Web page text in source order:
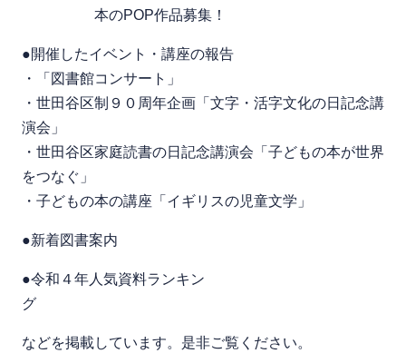
本のPOP作品募集！
●開催したイベント・講座の報告
・「図書館コンサート」
・世田谷区制９０周年企画「文字・活字文化の日記念講
演会」
・世田谷区家庭読書の日記念講演会「子どもの本が世界
をつなぐ」
・子どもの本の講座「イギリスの児童文学」
●新着図書案内
●令和４年人気資料ランキン
グ
などを掲載しています。是非ご覧ください。